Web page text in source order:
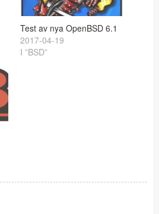
Test av nya OpenBSD 6.1
2017-04-19
I ”BSD”